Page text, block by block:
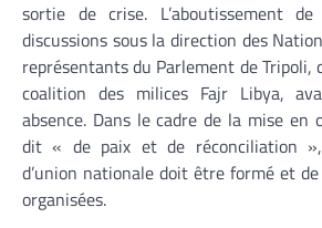
sortie de crise. L’aboutissement
discussions sous la direction des
représentants du Parlement de Tripoli,
coalition des milices Fajr Libya,
absence. Dans le cadre de la mise
dit « de paix et de réconciliation
d’union nationale doit être formé et
organisées.